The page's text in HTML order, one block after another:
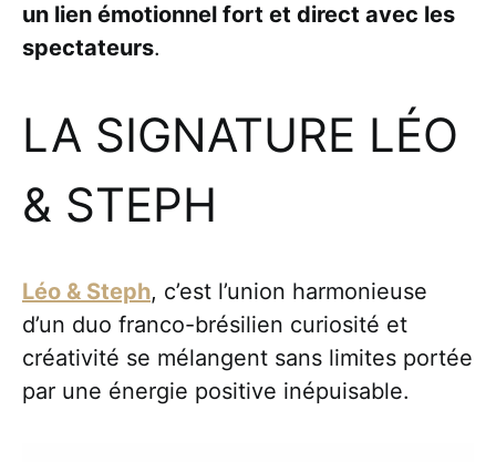
un lien émotionnel fort et direct avec les
spectateurs.
LA SIGNATURE LÉO
& STEPH
Léo & Steph, c’est l’union harmonieuse
d’un duo franco-brésilien curiosité et
créativité se mélangent sans limites portée
par une énergie positive inépuisable.